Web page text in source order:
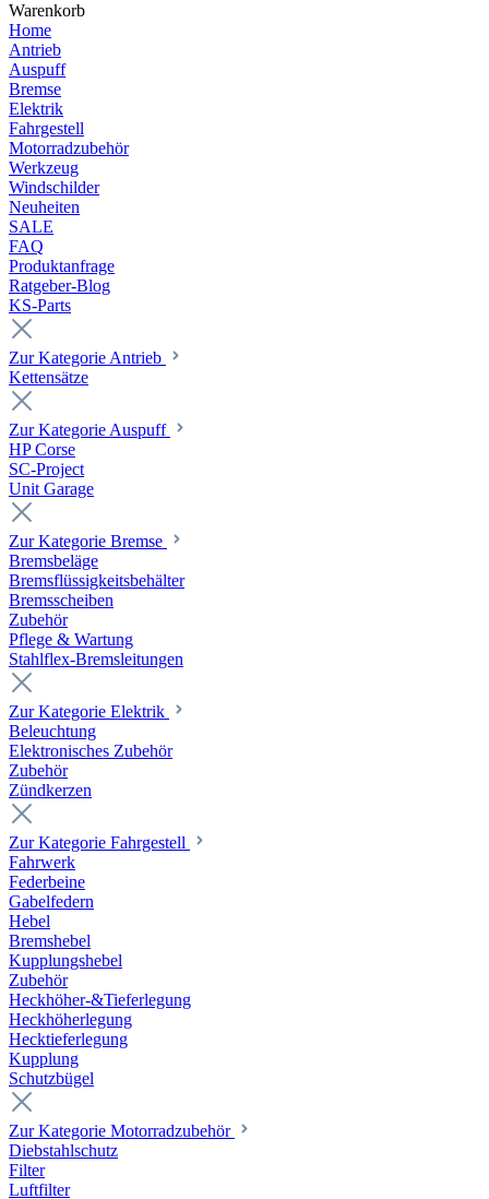
Warenkorb
Home
Antrieb
Auspuff
Bremse
Elektrik
Fahrgestell
Motorradzubehör
Werkzeug
Windschilder
Neuheiten
SALE
FAQ
Produktanfrage
Ratgeber-Blog
KS-Parts
Zur Kategorie Antrieb
Kettensätze
Zur Kategorie Auspuff
HP Corse
SC-Project
Unit Garage
Zur Kategorie Bremse
Bremsbeläge
Bremsflüssigkeitsbehälter
Bremsscheiben
Zubehör
Pflege & Wartung
Stahlflex-Bremsleitungen
Zur Kategorie Elektrik
Beleuchtung
Elektronisches Zubehör
Zubehör
Zündkerzen
Zur Kategorie Fahrgestell
Fahrwerk
Federbeine
Gabelfedern
Hebel
Bremshebel
Kupplungshebel
Zubehör
Heckhöher-&Tieferlegung
Heckhöherlegung
Hecktieferlegung
Kupplung
Schutzbügel
Zur Kategorie Motorradzubehör
Diebstahlschutz
Filter
Luftfilter